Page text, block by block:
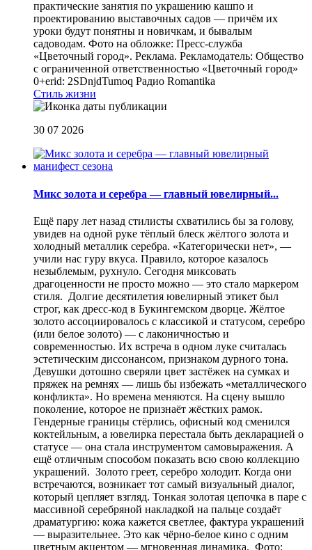
практические занятия по украшению кашпо и
проектированию выставочных садов — причём их
уроки будут понятны и новичкам, и бывалым
садоводам. Фото на обложке: Пресс-служба
«Цветочный город». Реклама. Рекламодатель: Общество
с ограниченной ответственностью «Цветочный город»
0+erid: 2SDnjdTumoq Радио Romantika
Стиль жизни
30 07 2026
Микс золота и серебра — главный ювелирный...
Ещё пару лет назад стилисты схватились бы за голову,
увидев на одной руке тёплый блеск жёлтого золота и
холодный металлик серебра. «Категорически нет», —
учили нас гуру вкуса. Правило, которое казалось
незыблемым, рухнуло. Сегодня миксовать
драгоценности не просто можно — это стало маркером
стиля. Долгие десятилетия ювелирный этикет был
строг, как дресс-код в Букингемском дворце. Жёлтое
золото ассоциировалось с классикой и статусом, серебро
(или белое золото) — с лаконичностью и
современностью. Их встреча в одном луке считалась
эстетическим диссонансом, признаком дурного тона.
Девушки дотошно сверяли цвет застёжек на сумках и
пряжек на ремнях — лишь бы избежать «металлического
конфликта». Но времена меняются. На сцену вышло
поколение, которое не признаёт жёстких рамок.
Гендерные границы стёрлись, офисный код сменился
коктейльным, а ювелирка перестала быть декларацией о
статусе — она стала инструментом самовыражения. А
ещё отличным способом показать всю свою коллекцию
украшений. Золото греет, серебро холодит. Когда они
встречаются, возникает тот самый визуальный диалог,
который цепляет взгляд. Тонкая золотая цепочка в паре с
массивной серебряной накладкой на пальце создаёт
драматургию: кожа кажется светлее, фактура украшений
— выразительнее. Это как чёрно-белое кино с одним
цветным акцентом — мгновенная динамика. Фото: